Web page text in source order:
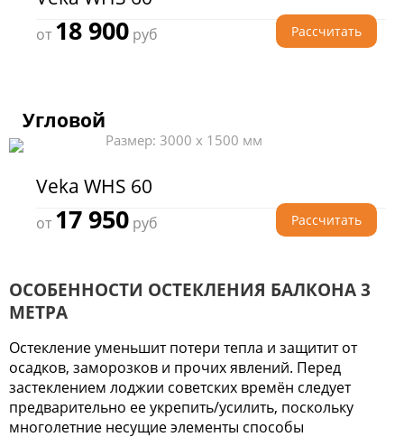
от 18 900 руб Рассчитать
Угловой
Размер: 3000 x 1500 мм
Veka WHS 60
от 17 950 руб Рассчитать
ОСОБЕННОСТИ ОСТЕКЛЕНИЯ БАЛКОНА 3
МЕТРА
Остекление уменьшит потери тепла и защитит от
осадков, заморозков и прочих явлений. Перед
застеклением лоджии советских времён следует
предварительно ее укрепить/усилить, поскольку
многолетние несущие элементы способы